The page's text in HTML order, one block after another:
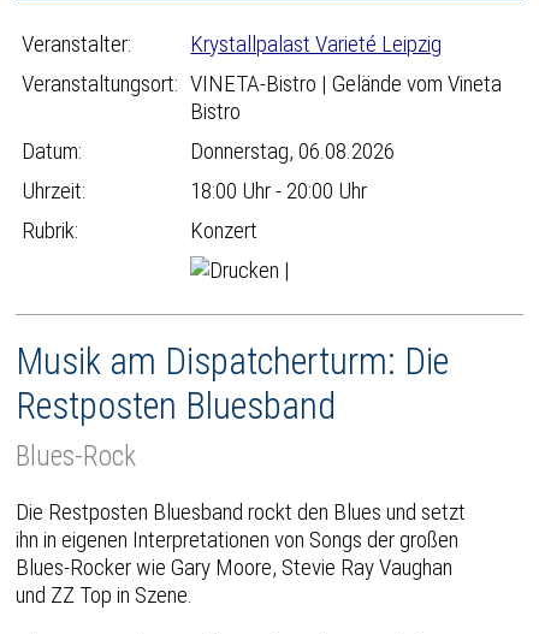
Veranstalter:
Krystallpalast Varieté Leipzig
Veranstaltungsort: VINETA-Bistro | Gelände vom Vineta
Bistro
Datum:
Donnerstag, 06.08.2026
Uhrzeit:
18:00 Uhr - 20:00 Uhr
Rubrik:
Konzert
|
Musik am Dispatcherturm: Die
Restposten Bluesband
Blues-Rock
Die Restposten Bluesband rockt den Blues und setzt
ihn in eigenen Interpretationen von Songs der großen
Blues-Rocker wie Gary Moore, Stevie Ray Vaughan
und ZZ Top in Szene.